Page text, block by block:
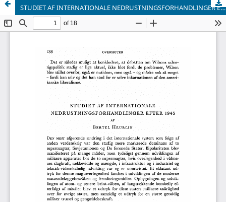
STUDIET AF INTERNATIONALE NEDRUSTNINGSFORHANDLINGER EFTER 1945